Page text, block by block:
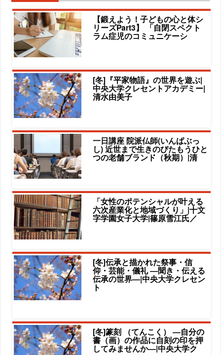
【鍛えよう！子どもの心と体シ
リーズPart3】 「自閉スペクト
ラム症児のコミュニケーシ
[冬]『平家物語』の世界を遊ぶ|
中央大学クレセントアカデミー|
清水由美子
一日講座 院派仏師(いんぱぶっ
し) 近世まで生きのびたもうひと
つの老舗ブランド（秋期）|清
「女性のポテンシャルが叶える
六次産業化と地域づくり」|十文
字学園女子大学|篠原雪江氏／
[冬]伝承と描かれた祭事・信
仰・芸能・儀礼 ―聞き・伝える
伝承の世界―|中央大学クレセン
ト
[冬]篆刻 （てんこく） ―自分の
書（画）の作品に自刻の印を押
してみませんか―|中央大学ク